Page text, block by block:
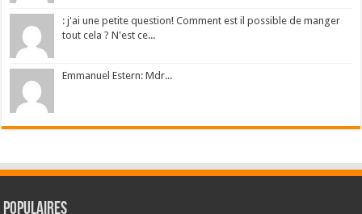
: j'ai une petite question! Comment est il possible de manger
tout cela ? N'est ce...
Emmanuel Estern: Mdr...
Populaires